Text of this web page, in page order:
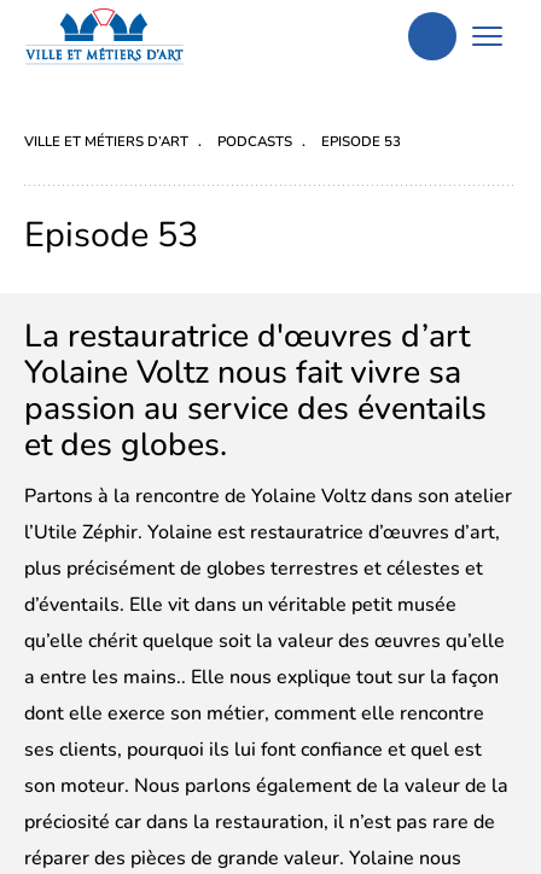
Aller
VILLE ET MÉTIERS D’ART PODCASTS EPISODE 53
Episode 53
La restauratrice d'œuvres d’art
Yolaine Voltz nous fait vivre sa
passion au service des éventails
et des globes.
Partons à la rencontre de Yolaine Voltz dans son atelier
l’Utile Zéphir. Yolaine est restauratrice d’œuvres d’art,
plus précisément de globes terrestres et célestes et
d’éventails. Elle vit dans un véritable petit musée
qu’elle chérit quelque soit la valeur des œuvres qu’elle
a entre les mains.. Elle nous explique tout sur la façon
dont elle exerce son métier, comment elle rencontre
ses clients, pourquoi ils lui font confiance et quel est
son moteur. Nous parlons également de la valeur de la
préciosité car dans la restauration, il n’est pas rare de
réparer des pièces de grande valeur. Yolaine nous